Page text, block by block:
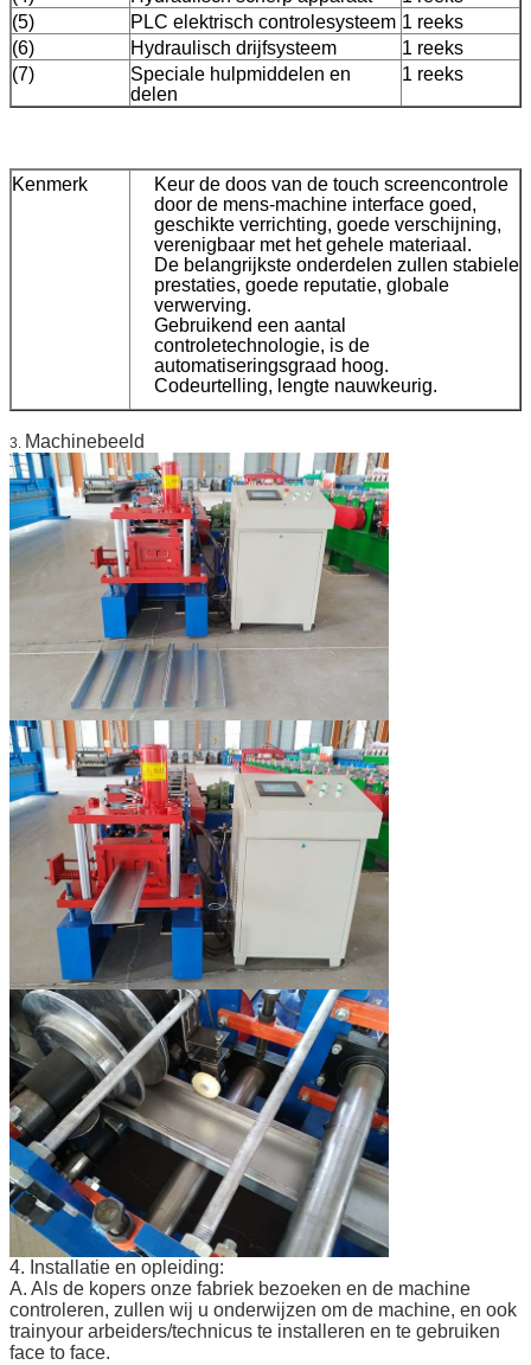
(5)
PLC elektrisch controlesysteem 1 reeks
(6)
Hydraulisch drijfsysteem
1 reeks
(7)
Speciale hulpmiddelen en
delen
1 reeks
Kenmerk
Keur de doos van de touch screencontrole
door de mens-machine interface goed,
geschikte verrichting, goede verschijning,
verenigbaar met het gehele materiaal.
De belangrijkste onderdelen zullen stabiele
prestaties, goede reputatie, globale
verwerving.
Gebruikend een aantal
controletechnologie, is de
automatiseringsgraad hoog.
Codeurtelling, lengte nauwkeurig.
3. Machinebeeld
4. Installatie en opleiding:
A. Als de kopers onze fabriek bezoeken en de machine
controleren, zullen wij u onderwijzen om de machine, en ook
trainyour arbeiders/technicus te installeren en te gebruiken
face to face.